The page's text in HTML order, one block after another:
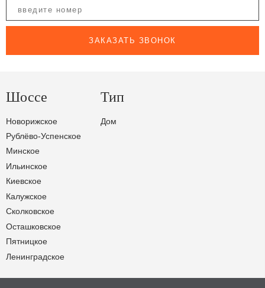
ЗАКАЗАТЬ ЗВОНОК
Шоссе
Новорижское
Рублёво-Успенское
Минское
Ильинское
Киевское
Калужское
Сколковское
Осташковское
Пятницкое
Ленинградское
Тип
Дом